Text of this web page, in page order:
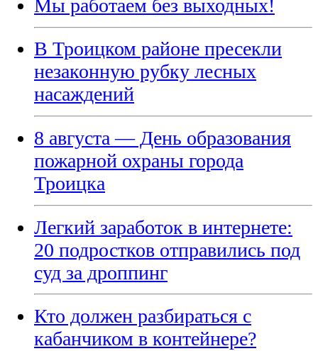
Мы работаем без выходных!
В Троицком районе пресекли
незаконную рубку лесных
насаждений
8 августа — День образования
пожарной охраны города
Троицка
Легкий заработок в интернете:
20 подростков отправились под
суд за дроппинг
Кто должен разбираться с
кабанчиком в контейнере?